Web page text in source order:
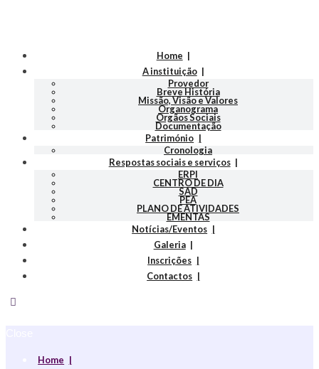
Home
A instituição
Provedor
Breve História
Missão, Visão e Valores
Organograma
Orgãos Sociais
Documentação
Património
Cronologia
Respostas sociais e serviços
ERPI
CENTRO DE DIA
SAD
PEA
PLANO DE ATIVIDADES
EMENTAS
Notícias/Eventos
Galeria
Inscrições
Contactos
Home